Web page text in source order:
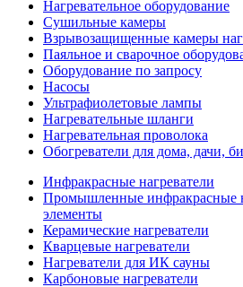
Нагревательное оборудование
Сушильные камеры
Взрывозащищенные камеры
Паяльное и сварочное
Оборудование по запросу
Насосы
Ультрафиолетовые лампы
Нагревательные шланги
Нагревательная проволока
Обогреватели для дома, дачи,
Инфракрасные нагреватели
Промышленные инфракрасные
элементы
Керамические нагреватели
Кварцевые нагреватели
Нагреватели для ИК сауны
Карбоновые нагреватели